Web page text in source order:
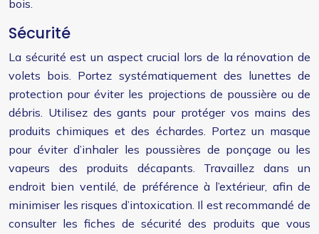
bois.
Sécurité
La sécurité est un aspect crucial lors de la rénovation de
volets bois. Portez systématiquement des lunettes de
protection pour éviter les projections de poussière ou de
débris. Utilisez des gants pour protéger vos mains des
produits chimiques et des échardes. Portez un masque
pour éviter d’inhaler les poussières de ponçage ou les
vapeurs des produits décapants. Travaillez dans un
endroit bien ventilé, de préférence à l’extérieur, afin de
minimiser les risques d’intoxication. Il est recommandé de
consulter les fiches de sécurité des produits que vous